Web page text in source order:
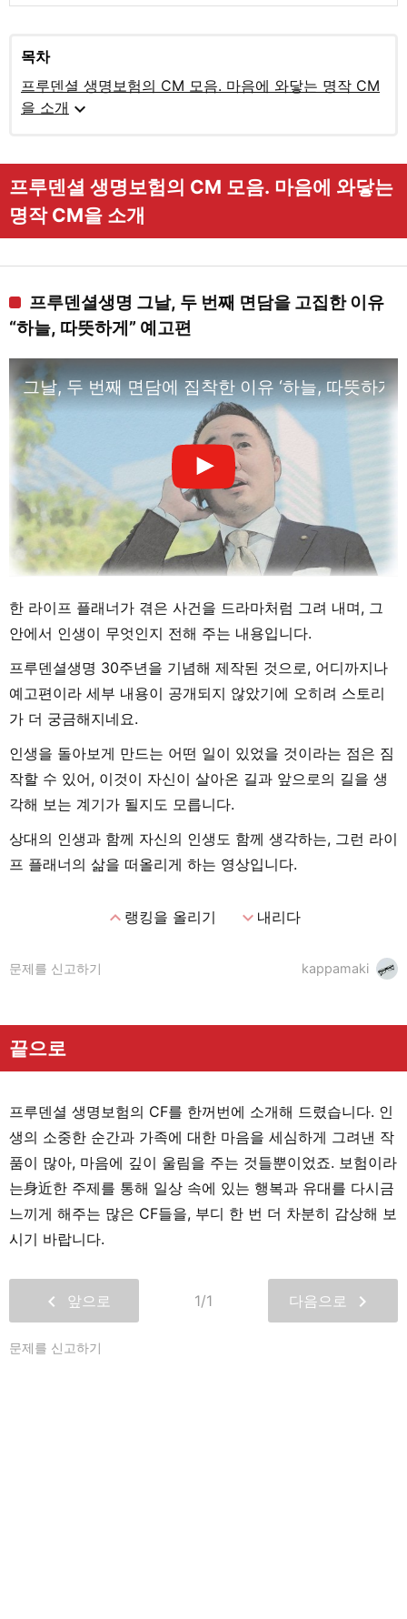
목차
프루덴셜 생명보험의 CM 모음. 마음에 와닿는 명작 CM
을 소개 expand_more
프루덴셜 생명보험의 CM 모음. 마음에 와닿는
명작 CM을 소개
프루덴셜생명 그날, 두 번째 면담을 고집한 이유
“하늘, 따뜻하게” 예고편
그날, 두 번째 면담에 집착한 이유 ‘하늘, 따뜻하게’
한 라이프 플래너가 겪은 사건을 드라마처럼 그려 내며, 그
안에서 인생이 무엇인지 전해 주는 내용입니다.
프루덴셜생명 30주년을 기념해 제작된 것으로, 어디까지나
예고편이라 세부 내용이 공개되지 않았기에 오히려 스토리
가 더 궁금해지네요.
인생을 돌아보게 만드는 어떤 일이 있었을 것이라는 점은 짐
작할 수 있어, 이것이 자신이 살아온 길과 앞으로의 길을 생
각해 보는 계기가 될지도 모릅니다.
상대의 인생과 함께 자신의 인생도 함께 생각하는, 그런 라이
프 플래너의 삶을 떠올리게 하는 영상입니다.
expand_less랭킹을 올리기 expand_more내리다
kappamaki
문제를 신고하기
끝으로
프루덴셜 생명보험의 CF를 한꺼번에 소개해 드렸습니다. 인
생의 소중한 순간과 가족에 대한 마음을 세심하게 그려낸 작
품이 많아, 마음에 깊이 울림을 주는 것들뿐이었죠. 보험이라
는身近한 주제를 통해 일상 속에 있는 행복과 유대를 다시금
느끼게 해주는 많은 CF들을, 부디 한 번 더 차분히 감상해 보
시기 바랍니다.
chevron_left 앞으로 1/1 다음으로 chevron_right
문제를 신고하기